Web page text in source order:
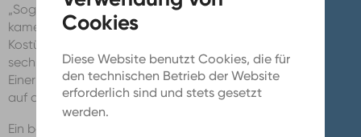
Diese Website benutzt Cookies, die für
den technischen Betrieb der Website
erforderlich sind und stets gesetzt
werden.
„Sogar mein Sim ist Blondinator“. Passend dazu
kamen auch einige Fans mit Sims-typischen
Kostümen. Sie trugen die charakteristische grüne,
sechseckige Doppelpyramide an einem Haarreifen.
Einer von ihnen hat es im Laufe des Abends sogar
auf die Bühne geschafft.
Ein besonderes Schild war auch eine mitgebrachte